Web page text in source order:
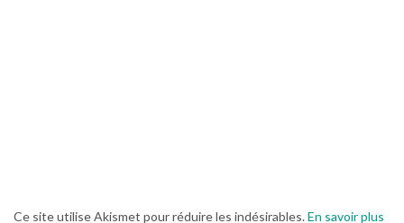
Ce site utilise Akismet pour réduire les indésirables.En savoir plus